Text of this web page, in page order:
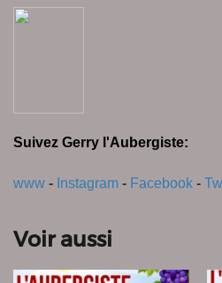
Suivez Gerry l'Aubergiste:
www - Instagram - Facebook -
Voir aussi